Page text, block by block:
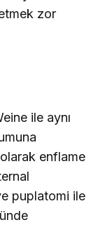
zor
ile aynı
enflame
puplatomi ile